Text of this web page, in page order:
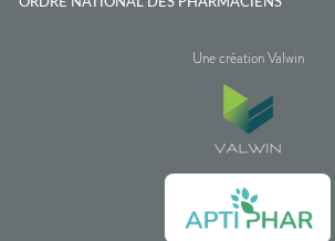
Une création Valwin